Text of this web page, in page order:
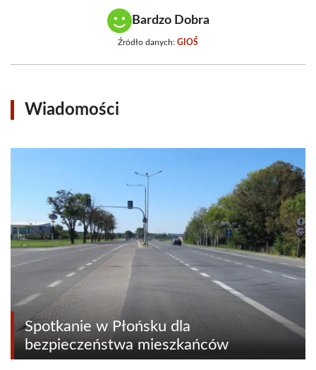
Bardzo Dobra
Źródło danych: GIOŚ
Wiadomości
Spotkanie w Płońsku dla
bezpieczeństwa mieszkańców